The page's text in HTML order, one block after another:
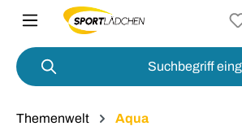
springen
Themenwelt Aqua